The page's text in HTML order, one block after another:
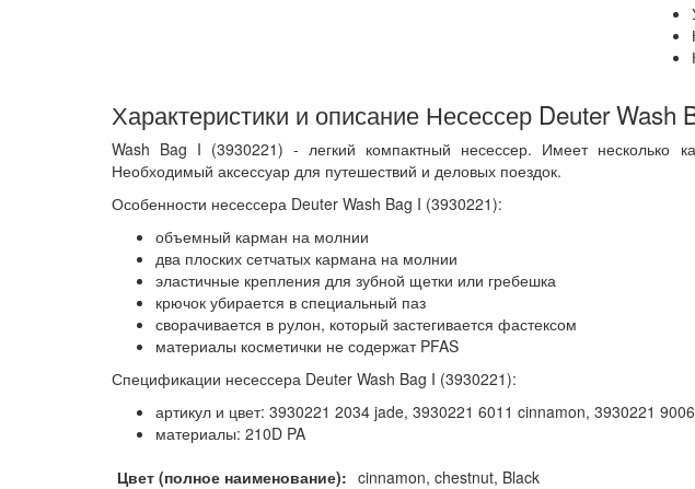
Характеристики и описание Несессер Deuter Wash
Wash Bag I (3930221) - легкий компактный несессер. Имеет несколько
Необходимый аксессуар для путешествий и деловых поездок.
Особенности несессера Deuter Wash Bag I (3930221):
объемный карман на молнии
два плоских сетчатых кармана на молнии
эластичные крепления для зубной щетки или гребешка
крючок убирается в специальный паз
сворачивается в рулон, который застегивается фастексом
материалы косметички не содержат PFAS
Спецификации несессера Deuter Wash Bag I (3930221):
артикул и цвет: 3930221 2034 jade, 3930221 6011 cinnamon, 3930221
материалы: 210D PA
Цвет (полное наименование): cinnamon, chestnut, Black